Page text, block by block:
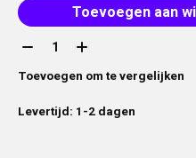
Toevoegen aan
Aantal:
Toevoegen om te vergelijken
Levertijd: 1-2 dagen